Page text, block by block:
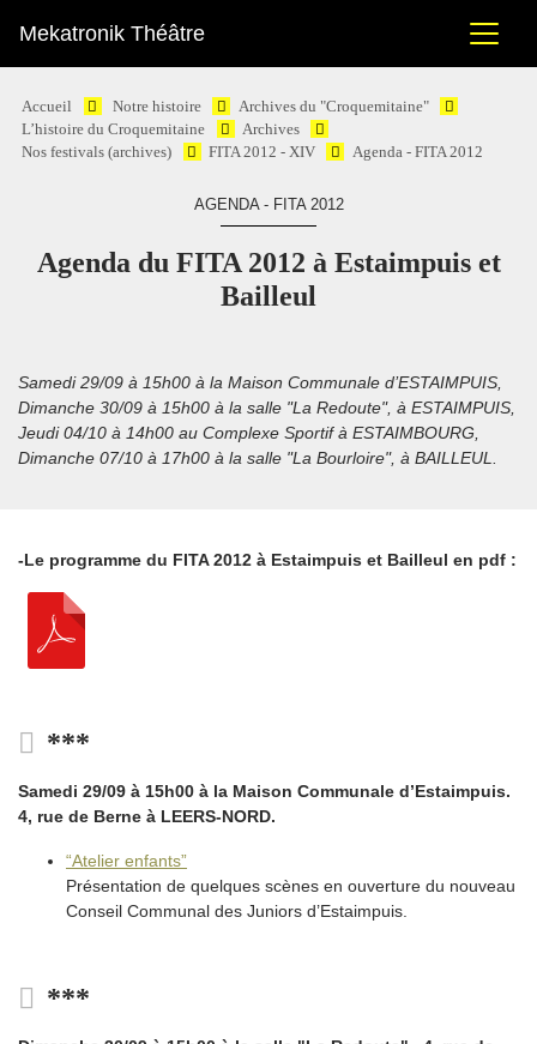
Mekatronik Théâtre
Accueil Notre histoire
Archives du "Croquemitaine"
L’histoire du Croquemitaine
Archives
Nos festivals (archives)
FITA 2012 - XIV Agenda - FITA 2012
AGENDA - FITA 2012
Agenda du FITA 2012 à Estaimpuis et
Bailleul
Samedi 29/09 à 15h00 à la Maison Communale d’ESTAIMPUIS,
Dimanche 30/09 à 15h00 à la salle "La Redoute", à ESTAIMPUIS,
Jeudi 04/10 à 14h00 au Complexe Sportif à ESTAIMBOURG,
Dimanche 07/10 à 17h00 à la salle "La Bourloire", à BAILLEUL.
-Le programme du FITA 2012 à Estaimpuis et Bailleul en pdf :
***
Samedi 29/09 à 15h00 à la Maison Communale d’Estaimpuis.
4, rue de Berne à LEERS-NORD.
“Atelier enfants”
Présentation de quelques scènes en ouverture du nouveau
Conseil Communal des Juniors d’Estaimpuis.
***